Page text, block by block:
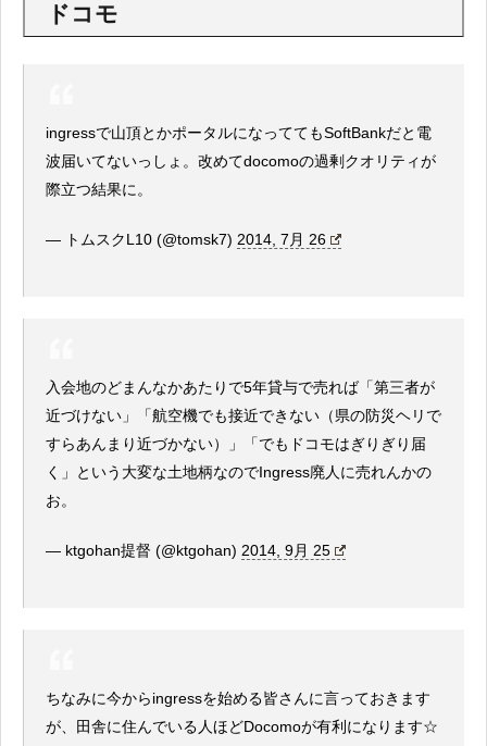
ドコモ
ingressで山頂とかポータルになっててもSoftBankだと電
波届いてないっしょ。改めてdocomoの過剰クオリティが
際立つ結果に。
— トムスクL10 (@tomsk7) 2014, 7月 26
入会地のどまんなかあたりで5年貸与で売れば「第三者が
近づけない」「航空機でも接近できない（県の防災ヘリで
すらあんまり近づかない）」「でもドコモはぎりぎり届
く」という大変な土地柄なのでIngress廃人に売れんかの
お。
— ktgohan提督 (@ktgohan) 2014, 9月 25
ちなみに今からingressを始める皆さんに言っておきます
が、田舎に住んでいる人ほどDocomoが有利になります☆